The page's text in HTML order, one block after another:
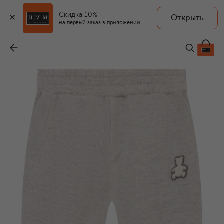
Скидка 10%
на первый заказ в приложении
Открыть
54 850 ₽